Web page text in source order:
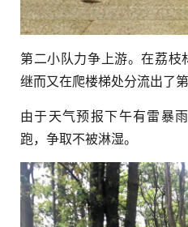
第二小队力争上游。在荔枝
继而又在爬楼梯处分流出了第
由于天气预报下午有雷暴
跑，争取不被淋湿。